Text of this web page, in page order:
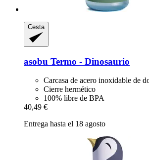
Cesta
asobu Termo -​ Dinosaurio
Carcasa de acero inoxidable de
Cierre hermético
100% libre de BPA
40,49 €
Entrega hasta el 18 agosto